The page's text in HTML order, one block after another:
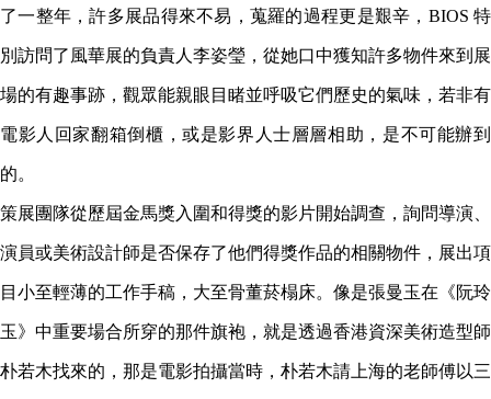
了一整年，許多展品得來不易，蒐羅的過程更是艱辛，BIOS 特
別訪問了風華展的負責人李姿瑩，從她口中獲知許多物件來到展
場的有趣事跡，觀眾能親眼目睹並呼吸它們歷史的氣味，若非有
電影人回家翻箱倒櫃，或是影界人士層層相助，是不可能辦到
的。
策展團隊從歷屆金馬獎入圍和得獎的影片開始調查，詢問導演、
演員或美術設計師是否保存了他們得獎作品的相關物件，展出項
目小至輕薄的工作手稿，大至骨董菸榻床。像是張曼玉在《阮玲
玉》中重要場合所穿的那件旗袍，就是透過香港資深美術造型師
朴若木找來的，那是電影拍攝當時，朴若木請上海的老師傅以三